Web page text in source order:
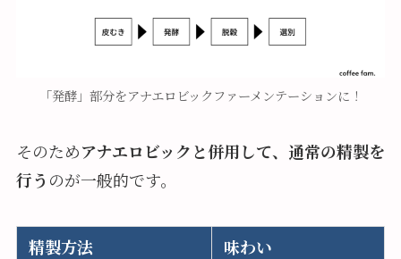
「発酵」部分をアナエロビックファーメンテーションに！
そのためアナエロビックと併用して、通常の精製を
行う のが一般的です。
精製方法
味わい